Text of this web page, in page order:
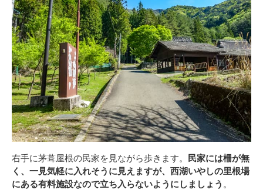
右手に茅葺屋根の民家を見ながら歩きます。 民家には柵が無
く、一見気軽に入れそうに見えますが、西湖いやしの里根場
にある有料施設なので立ち入らないようにしましょう 。